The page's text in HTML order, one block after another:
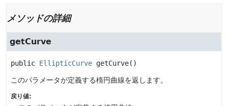
メソッドの詳細
getCurve
public EllipticCurve getCurve()
このパラメータが定義する楕円曲線を返します。
戻り値: